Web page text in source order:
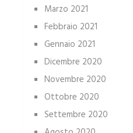
Marzo 2021
Febbraio 2021
Gennaio 2021
Dicembre 2020
Novembre 2020
Ottobre 2020
Settembre 2020